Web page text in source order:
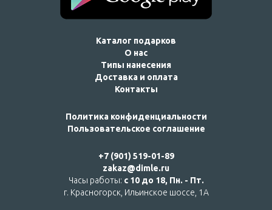
Каталог подарков
О нас
Типы нанесения
Доставка и оплата
Контакты
Политика конфиденциальности
Пользовательское соглашение
+7 (901) 519-01-89
zakaz@dimle.ru
Часы работы: с 10 до 18, Пн. - Пт.
г. Красногорск, Ильинское шоссе, 1А